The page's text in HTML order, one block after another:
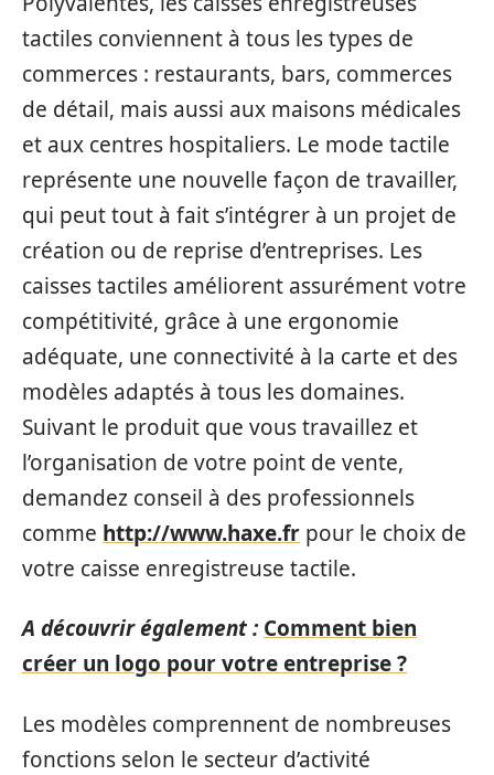
tactiles conviennent à tous les types de
commerces : restaurants, bars, commerces
de détail, mais aussi aux maisons médicales
et aux centres hospitaliers. Le mode tactile
représente une nouvelle façon de travailler,
qui peut tout à fait s’intégrer à un projet de
création ou de reprise d’entreprises. Les
caisses tactiles améliorent assurément votre
compétitivité, grâce à une ergonomie
adéquate, une connectivité à la carte et des
modèles adaptés à tous les domaines.
Suivant le produit que vous travaillez et
l’organisation de votre point de vente,
demandez conseil à des professionnels
comme http://www.haxe.fr pour le choix de
votre caisse enregistreuse tactile.
A découvrir également : Comment bien
créer un logo pour votre entreprise ?
Les modèles comprennent de nombreuses
fonctions selon le secteur d’activité